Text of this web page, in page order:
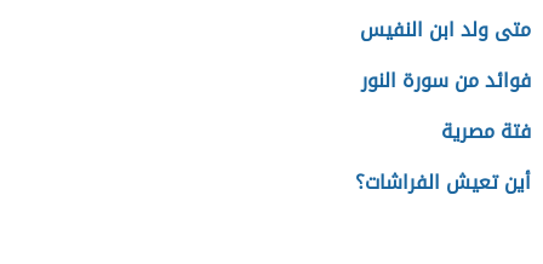
متى ولد ابن النفيس
فوائد من سورة النور
فتة مصرية
أين تعيش الفراشات؟